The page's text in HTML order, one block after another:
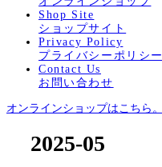
Shop Site
ショップサイト
Privacy Policy
プライバシーポリシー
Contact Us
お問い合わせ
オンラインショップはこちら。
2025-05